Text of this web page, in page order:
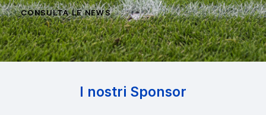
CONSULTA LE NEWS
I nostri Sponsor